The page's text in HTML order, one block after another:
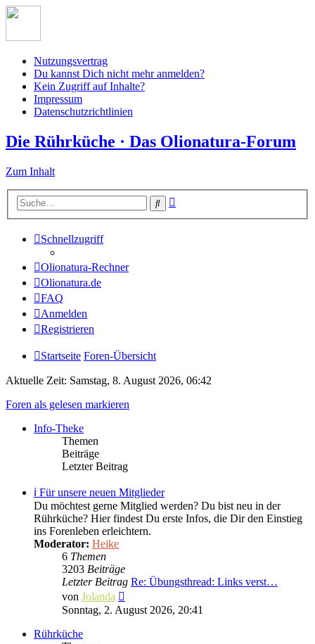
Nutzungsvertrag
Du kannst Dich nicht mehr anmelden?
Kein Zugriff auf Inhalte?
Impressum
Datenschutzrichtlinien
Die Rührküche · Das Olionatura-Forum
Zum Inhalt
Suche
Schnellzugriff
Olionatura-Rechner
Olionatura.de
FAQ
Anmelden
Registrieren
Startseite Foren-Übersicht
Aktuelle Zeit: Samstag, 8. August 2026, 06:42
Foren als gelesen markieren
Info-Theke
Themen
Beiträge
Letzter Beitrag
ℹ️ Für unsere neuen Mitglieder
Du möchtest gerne Mitglied werden? Du bist neu in der
Rührküche? Hier findest Du erste Infos, die Dir den Einstieg
ins Forenleben erleichtern.
Moderator: Heike
6 Themen
3203 Beiträge
Letzter Beitrag Re: Übungsthread: Links verst…
von Jolanda
Beitrag
Sonntag, 2. August 2026, 20:41
Rührküche